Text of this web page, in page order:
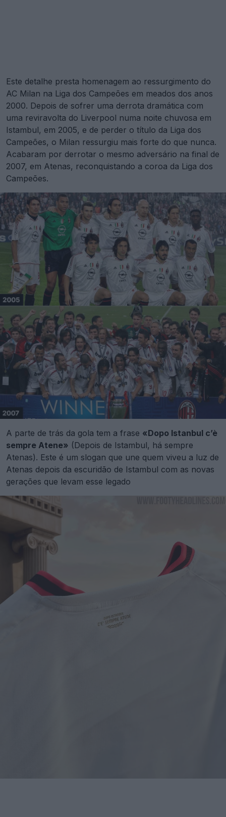
Este detalhe presta homenagem ao ressurgimento do
AC Milan na Liga dos Campeões em meados dos anos
2000. Depois de sofrer uma derrota dramática com
uma reviravolta do Liverpool numa noite chuvosa em
Istambul, em 2005, e de perder o título da Liga dos
Campeões, o Milan ressurgiu mais forte do que nunca.
Acabaram por derrotar o mesmo adversário na final de
2007, em Atenas, reconquistando a coroa da Liga dos
Campeões.
A parte de trás da gola tem a frase «Dopo Istanbul c’è
sempre Atene» (Depois de Istambul, há sempre
Atenas). Este é um slogan que une quem viveu a luz de
Atenas depois da escuridão de Istambul com as novas
gerações que levam esse legado